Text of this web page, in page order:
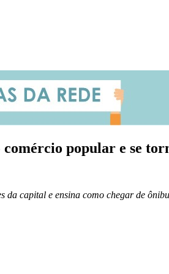
popular e se
capital e ensina como chegar de